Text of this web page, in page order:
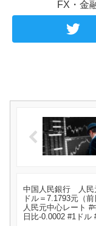
FX・金
中国人民銀行 人
ドル＝7.1793元（
人民元中心レート
日比-0.0002 #1ドル